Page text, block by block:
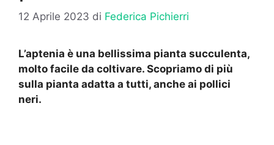
12 Aprile 2023 di Federica Pichierri
L’aptenia è una bellissima pianta succulenta,
molto facile da coltivare. Scopriamo di più
sulla pianta adatta a tutti, anche ai pollici
neri.